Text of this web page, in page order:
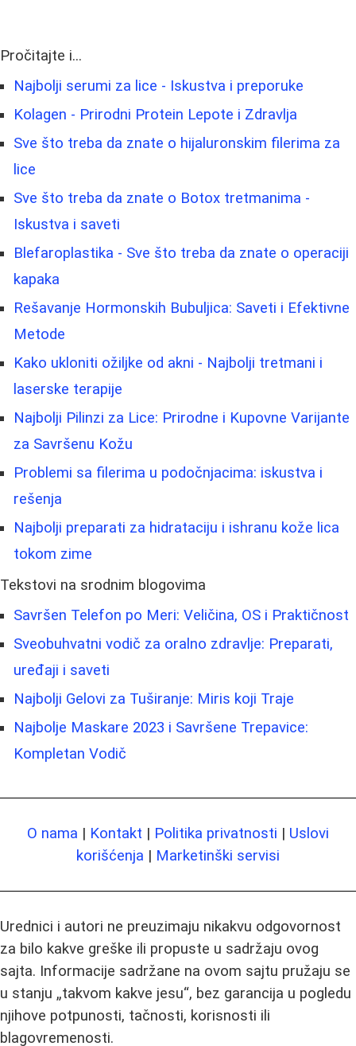
Pročitajte i...
Najbolji serumi za lice - Iskustva i preporuke
Kolagen - Prirodni Protein Lepote i Zdravlja
Sve što treba da znate o hijaluronskim filerima za
lice
Sve što treba da znate o Botox tretmanima -
Iskustva i saveti
Blefaroplastika - Sve što treba da znate o operaciji
kapaka
Rešavanje Hormonskih Bubuljica: Saveti i Efektivne
Metode
Kako ukloniti ožiljke od akni - Najbolji tretmani i
laserske terapije
Najbolji Pilinzi za Lice: Prirodne i Kupovne Varijante
za Savršenu Kožu
Problemi sa filerima u podočnjacima: iskustva i
rešenja
Najbolji preparati za hidrataciju i ishranu kože lica
tokom zime
Tekstovi na srodnim blogovima
Savršen Telefon po Meri: Veličina, OS i Praktičnost
Sveobuhvatni vodič za oralno zdravlje: Preparati,
uređaji i saveti
Najbolji Gelovi za Tuširanje: Miris koji Traje
Najbolje Maskare 2023 i Savršene Trepavice:
Kompletan Vodič
O nama | Kontakt | Politika privatnosti | Uslovi
korišćenja | Marketinški servisi
Urednici i autori ne preuzimaju nikakvu odgovornost
za bilo kakve greške ili propuste u sadržaju ovog
sajta. Informacije sadržane na ovom sajtu pružaju se
u stanju „takvom kakve jesu“, bez garancija u pogledu
njihove potpunosti, tačnosti, korisnosti ili
blagovremenosti.